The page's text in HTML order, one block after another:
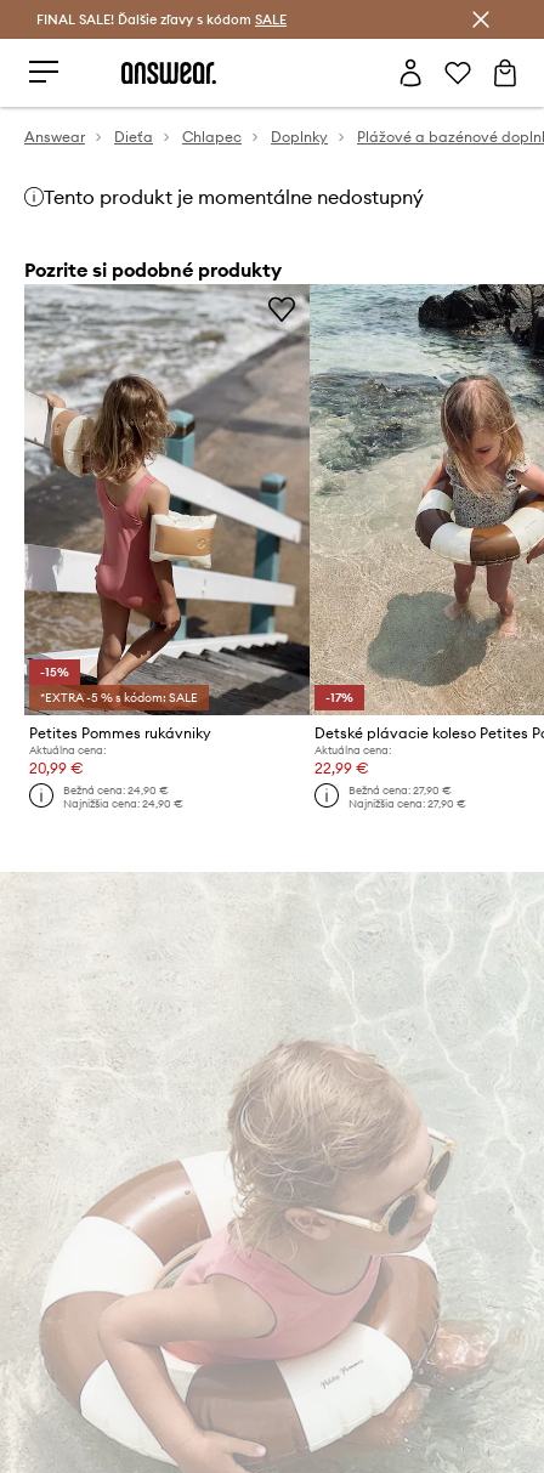
Šetrite s Answear Club >
FINAL SALE! Ďalšie zľavy s kódom SALE
Answear Dieťa Chlapec Doplnky Plážové a bazénové
Tento produkt je momentálne nedostupný
Pozrite si podobné produkty
-15%
*EXTRA -5 % s kódom: SALE
Petites Pommes rukávniky
Aktuálna cena:
20,99 €
Bežná cena:24,90 €
Najnižšia cena:24,90 €
-17%
Aktuálna cena:
22,99 €
Bežná cena: 27,90 €
Najnižšia cena: 27,90 €